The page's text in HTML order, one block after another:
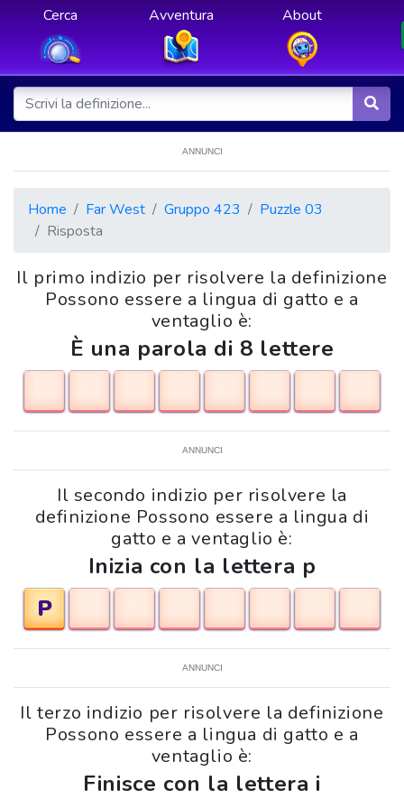
Cerca Avventura About
ANNUNCI
Home Far West Gruppo 423
Puzzle 03
Risposta
Il primo indizio per risolvere la definizione
Possono essere a lingua di gatto e a
ventaglio è:
È una parola di 8 lettere
ANNUNCI
Il secondo indizio per risolvere la
definizione Possono essere a lingua di
gatto e a ventaglio è:
Inizia con la lettera p
P
ANNUNCI
Il terzo indizio per risolvere la definizione
Possono essere a lingua di gatto e a
ventaglio è:
Finisce con la lettera i